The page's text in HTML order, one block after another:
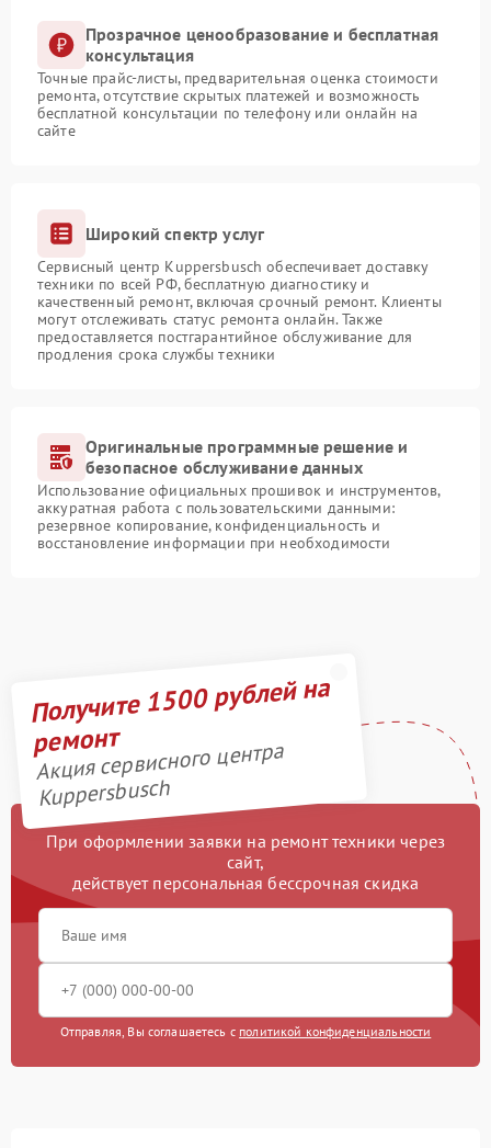
Прозрачное ценообразование и бесплатная
консультация
Точные прайс-листы, предварительная оценка стоимости
ремонта, отсутствие скрытых платежей и возможность
бесплатной консультации по телефону или онлайн на
сайте
Широкий спектр услуг
Сервисный центр Kuppersbusch обеспечивает доставку
техники по всей РФ, бесплатную диагностику и
качественный ремонт, включая срочный ремонт. Клиенты
могут отслеживать статус ремонта онлайн. Также
предоставляется постгарантийное обслуживание для
продления срока службы техники
Оригинальные программные решение и
безопасное обслуживание данных
Использование официальных прошивок и инструментов,
аккуратная работа с пользовательскими данными:
резервное копирование, конфиденциальность и
восстановление информации при необходимости
Получите 1500 рублей на
ремонт
Акция сервисного центра
Kuppersbusch
При оформлении заявки на ремонт техники через
сайт,
действует персональная бессрочная скидка
Отправляя, Вы соглашаетесь с политикой конфиденциальности